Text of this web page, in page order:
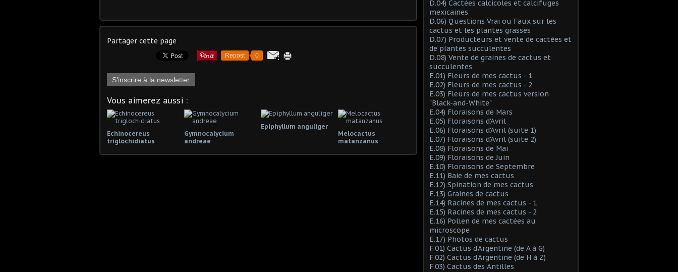
Partager cette page
Repost 0
S'inscrire à la newsletter
Vous aimerez aussi :
Echinocereus
triglochidiatus
Gymnocalycium
andreae
Epiphyllum anguliger
Melocactus
matanzanus
D.04) Cactées calcicoles et calcifuges
mexicaines
D.06) Questions Vrai ou Faux sur les
cactus et les plantes grasses
D.07) Producteurs et vente de cactées et
de plantes succulentes
D.08) Vente de graines de cactus et
succulentes
E.01) Fleurs de mes cactus - 1
E.02) Fleurs de mes cactus - 2
E.03) Fleurs de mes cactus version
"Black-and-White"
E.04) Floraisons de Mars
E.05) Floraisons d'Avril
E.06) Floraisons d'Avril (suite 1)
E.07) Floraisons d'Avril (suite 2)
E.08) Floraisons de Mai
E.09) Floraisons de Juin
E.10) Floraisons de Septembre
E.11) Baie de mes cactus
E.12) Spination de mes cactus
E.13) Graines de cactus
E.14) Racines de mes cactus - 1
E.15) Racines de mes cactus - 2
E.16) Pollen de mes cactées au
microscope
E.17) Photos de cactus
F.01) Cactus d'Argentine (de A à G)
F.02) Cactus d'Argentine (de H à Z)
F.03) Cactus des Antilles